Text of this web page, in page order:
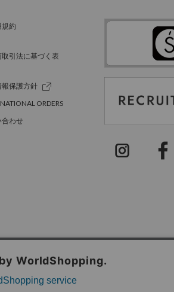
規約
引法に基づく表
保護方針
ORDERS
合わせ
採用情報